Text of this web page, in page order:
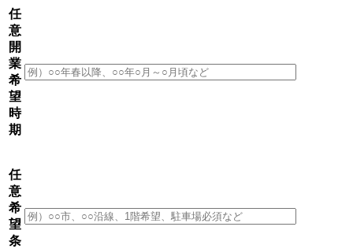
任
意
開
業
希
望
時
期
任
意
希
望
条